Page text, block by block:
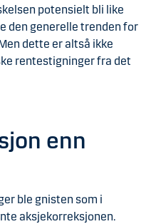
potensielt bli like
den generelle trenden for
dette er altså ikke
rentestigninger fra det
enn
ble gnisten som i
aksjekorreksjonen.